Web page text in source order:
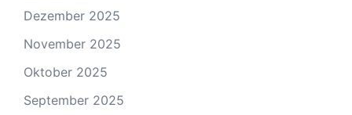
Dezember 2025
November 2025
Oktober 2025
September 2025